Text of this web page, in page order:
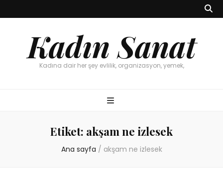
Kadın Sanat
Kadına dair her şey evlilik, organizasyon, yemek,
Etiket: akşam ne izlesek
Ana sayfa / akşam ne izlesek